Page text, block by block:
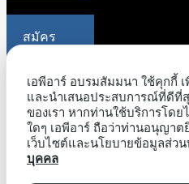
สมัคร
ออนไลน์
ขอใบเสนอ
ราคาอบรม
ภายในองค์กร
เอพีอาร์ อบรมสัมมนา ใช้คุกกี้
และนำเสนอประสบการณ์ที่ดีที่
ของเรา หากท่านใช้บริการโด
ใดๆ เอพีอาร์ ถือว่าท่านอนุญา
เว็บไซต์และนโยบายข้อมูลส่ว
บุคคล